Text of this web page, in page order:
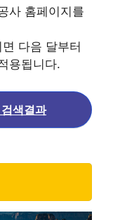
사 홈페이지를
다음 달부터
용됩니다.
색결과